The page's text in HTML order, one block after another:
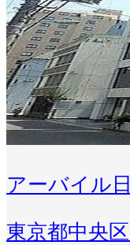
アーバイル
東京都中央